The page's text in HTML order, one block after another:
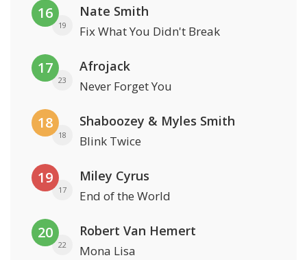
16
19
Nate Smith
Fix What You Didn't Break
17
23
Afrojack
Never Forget You
18
18
Shaboozey & Myles Smith
Blink Twice
19
17
Miley Cyrus
End of the World
20
22
Robert Van Hemert
Mona Lisa